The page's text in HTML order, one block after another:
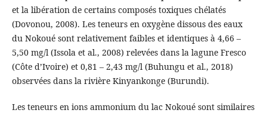
et la libération de certains composés toxiques chélatés
(Dovonou, 2008). Les teneurs en oxygène dissous des eaux
du Nokoué sont relativement faibles et identiques à 4,66 –
5,50 mg/l (Issola et al., 2008) relevées dans la lagune Fresco
(Côte d’Ivoire) et 0,81 – 2,43 mg/l (Buhungu et al., 2018)
observées dans la rivière Kinyankonge (Burundi).
Les teneurs en ions ammonium du lac Nokoué sont similaires